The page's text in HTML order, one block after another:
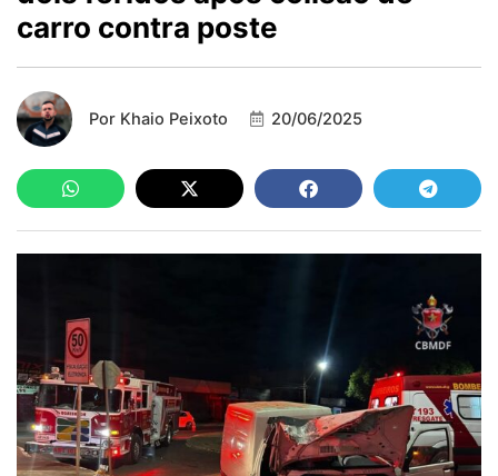
carro contra poste
Por Khaio Peixoto 20/06/2025